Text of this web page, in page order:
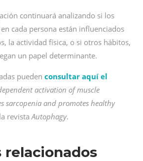
continuará analizando si los
cada persona están influenciados
la actividad física, o si otros hábitos,
un papel determinante.
pueden consultar aquí el
activation of muscle
sarcopenia and promotes healthy
revistaAutophagy.